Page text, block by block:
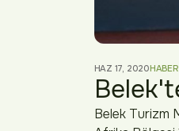
HAZ 17, 2020HABER
Belek Turizm